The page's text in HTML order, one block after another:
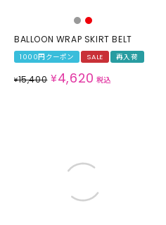
BALLOON WRAP SKIRT BELT
1000円クーポン SALE 再入荷
¥15,400 ¥4,620 税込